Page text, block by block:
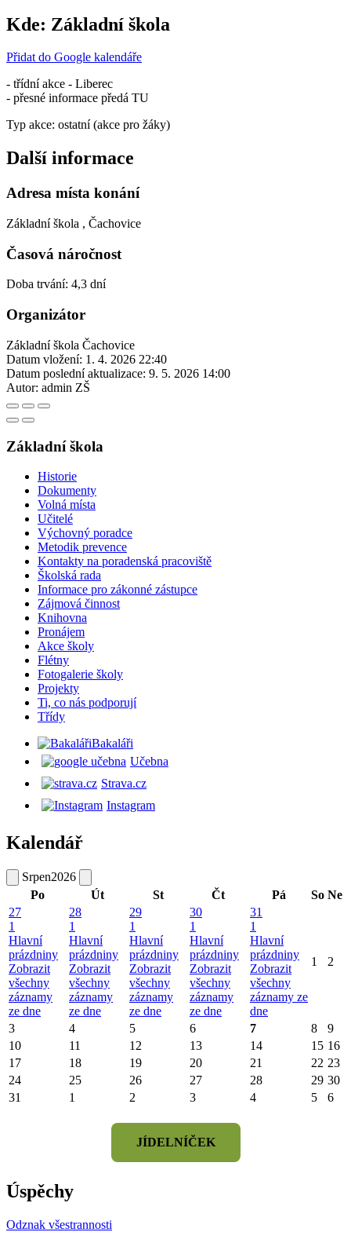
Kde: Základní škola
Přidat do Google kalendáře
- třídní akce - Liberec
- přesné informace předá TU
Typ akce: ostatní (akce pro žáky)
Další informace
Adresa místa konání
Základní škola , Čachovice
Časová náročnost
Doba trvání: 4,3 dní
Organizátor
Základní škola Čachovice
Datum vložení: 1. 4. 2026 22:40
Datum poslední aktualizace: 9. 5. 2026 14:00
Autor: admin ZŠ
Základní škola
Historie
Dokumenty
Volná místa
Učitelé
Výchovný poradce
Metodik prevence
Kontakty na poradenská pracoviště
Školská rada
Informace pro zákonné zástupce
Zájmová činnost
Knihovna
Pronájem
Akce školy
Flétny
Fotogalerie školy
Projekty
Ti, co nás podporují
Třídy
Bakaláři
Učebna
Strava.cz
Instagram
Kalendář
Srpen2026
Po
Út St Čt Pá So Ne
27
1
Hlavní
prázdniny
Zobrazit
všechny
záznamy
ze dne
28
1
Hlavní
prázdniny
Zobrazit
všechny
záznamy
ze dne
29
1
Hlavní
prázdniny
Zobrazit
všechny
záznamy
ze dne
30
1
Hlavní
prázdniny
Zobrazit
všechny
záznamy
ze dne
31
1
Hlavní
prázdniny
Zobrazit
všechny
záznamy ze
dne
1 2
3 4 5 6 7 8
9
10
11 12 13 14 15 16
17
18 19 20 21 22 23
24
25 26 27 28 29 30
31
1 2 3 4 5 6
JÍDELNÍČEK
Úspěchy
Odznak všestrannosti